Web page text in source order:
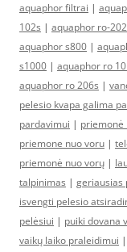
aquaphor filtrai |
102s | aquaphor ro-
aquaphor s800 |
s1000 | aquaphor ro
aquaphor ro 206s |
pelesio kvapa galima
pardavimui | priemonė
priemone nuo voru |
priemonė nuo vorų |
talpinimas | geriausias
isvengti pelesio
pelėsiui | puiki dovana
vaikų laiko praleidimui |